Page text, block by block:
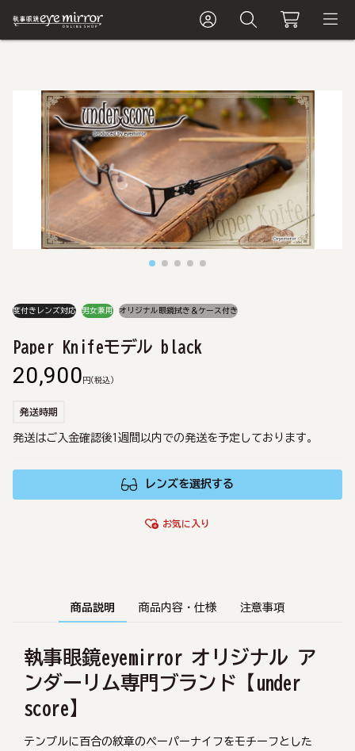
度付きレンズ対応 男女兼用 オリジナル眼鏡拭き＆ケース付き
Paper Knifeモデル black
20,900 円 (税込)
発送時期
発送はご入金確認後1週間以内での発送を予定しております。
レンズを選択する
お気に入り
商品説明 商品内容・仕様 注意事項
執事眼鏡eyemirror オリジナル ア
ンダーリム専門ブランド【under
score】
テンプルに百合の紋章のペーパーナイフをモチーフとした